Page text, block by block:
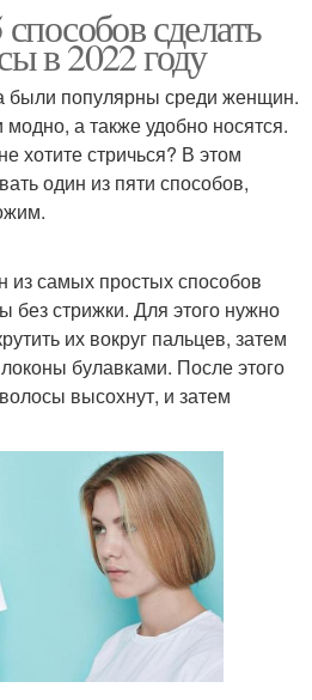
сделать
в 2022 году
были популярны среди женщин.
а также удобно носятся.
хотите стричься? В этом
один из пяти способов,
из самых простых способов
без стрижки. Для этого нужно
их вокруг пальцев, затем
булавками. После этого
высохнут, и затем